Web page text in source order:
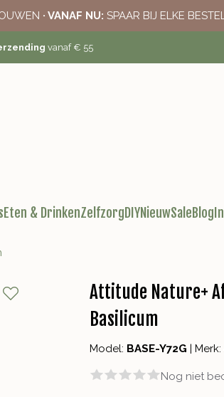
· VANAF NU: SPAAR BIJ ELKE
vanaf € 55
Eten & DrinkenZelfzorgDIYNieuwSaleBlog
Attitude Nature+
Basilicum
Model: BASE-Y72G Merk:
Nog niet